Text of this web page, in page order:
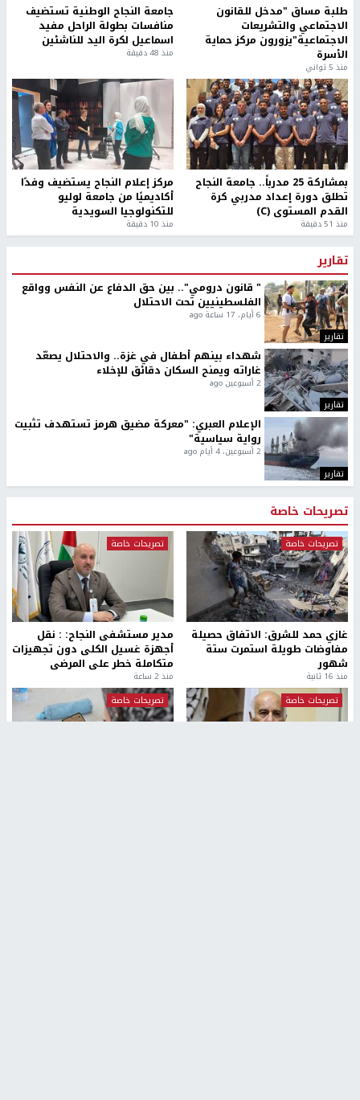
طلبة مساق "مدخل للقانون
الاجتماعي والتشريعات
الاجتماعية"يزورون مركز حماية
الأسرة
منذ 5 ثواني
جامعة النجاح الوطنية تستضيف
منافسات بطولة الراحل مفيد
اسماعيل لكرة اليد للناشئين
منذ 48 دقيقة
بمشاركة 25 مدرباً.. جامعة النجاح
تطلق دورة إعداد مدربي كرة
القدم المستوى (C)
منذ 51 دقيقة
مركز إعلام النجاح يستضيف وفدًا
أكاديميًا من جامعة لوليو
للتكنولوجيا السويدية
منذ 10 دقيقة
تقارير
تقارير
" قانون درومي".. بين حق الدفاع عن النفس وواقع
الفلسطينيين تحت الاحتلال
6 أيام، 17 ساعة ago
تقارير
شهداء بينهم أطفال في غزة.. والاحتلال يصعّد
غاراته ويمنح السكان دقائق للإخلاء
2 أسبوعين ago
تقارير
الإعلام العبري: "معركة مضيق هرمز تستهدف تثبيت
رواية سياسية"
2 أسبوعين، 4 أيام ago
تصريحات خاصة
تصريحات خاصة
غازي حمد للشرق: الاتفاق حصيلة
مفاوضات طويلة استمرت ستة
شهور
منذ 16 ثانية
تصريحات خاصة
مدير مستشفى النجاح: : نقل
أجهزة غسيل الكلى دون تجهيزات
متكاملة خطر على المرضى
منذ 2 ساعة
تصريحات خاصة
تصريحات خاصة